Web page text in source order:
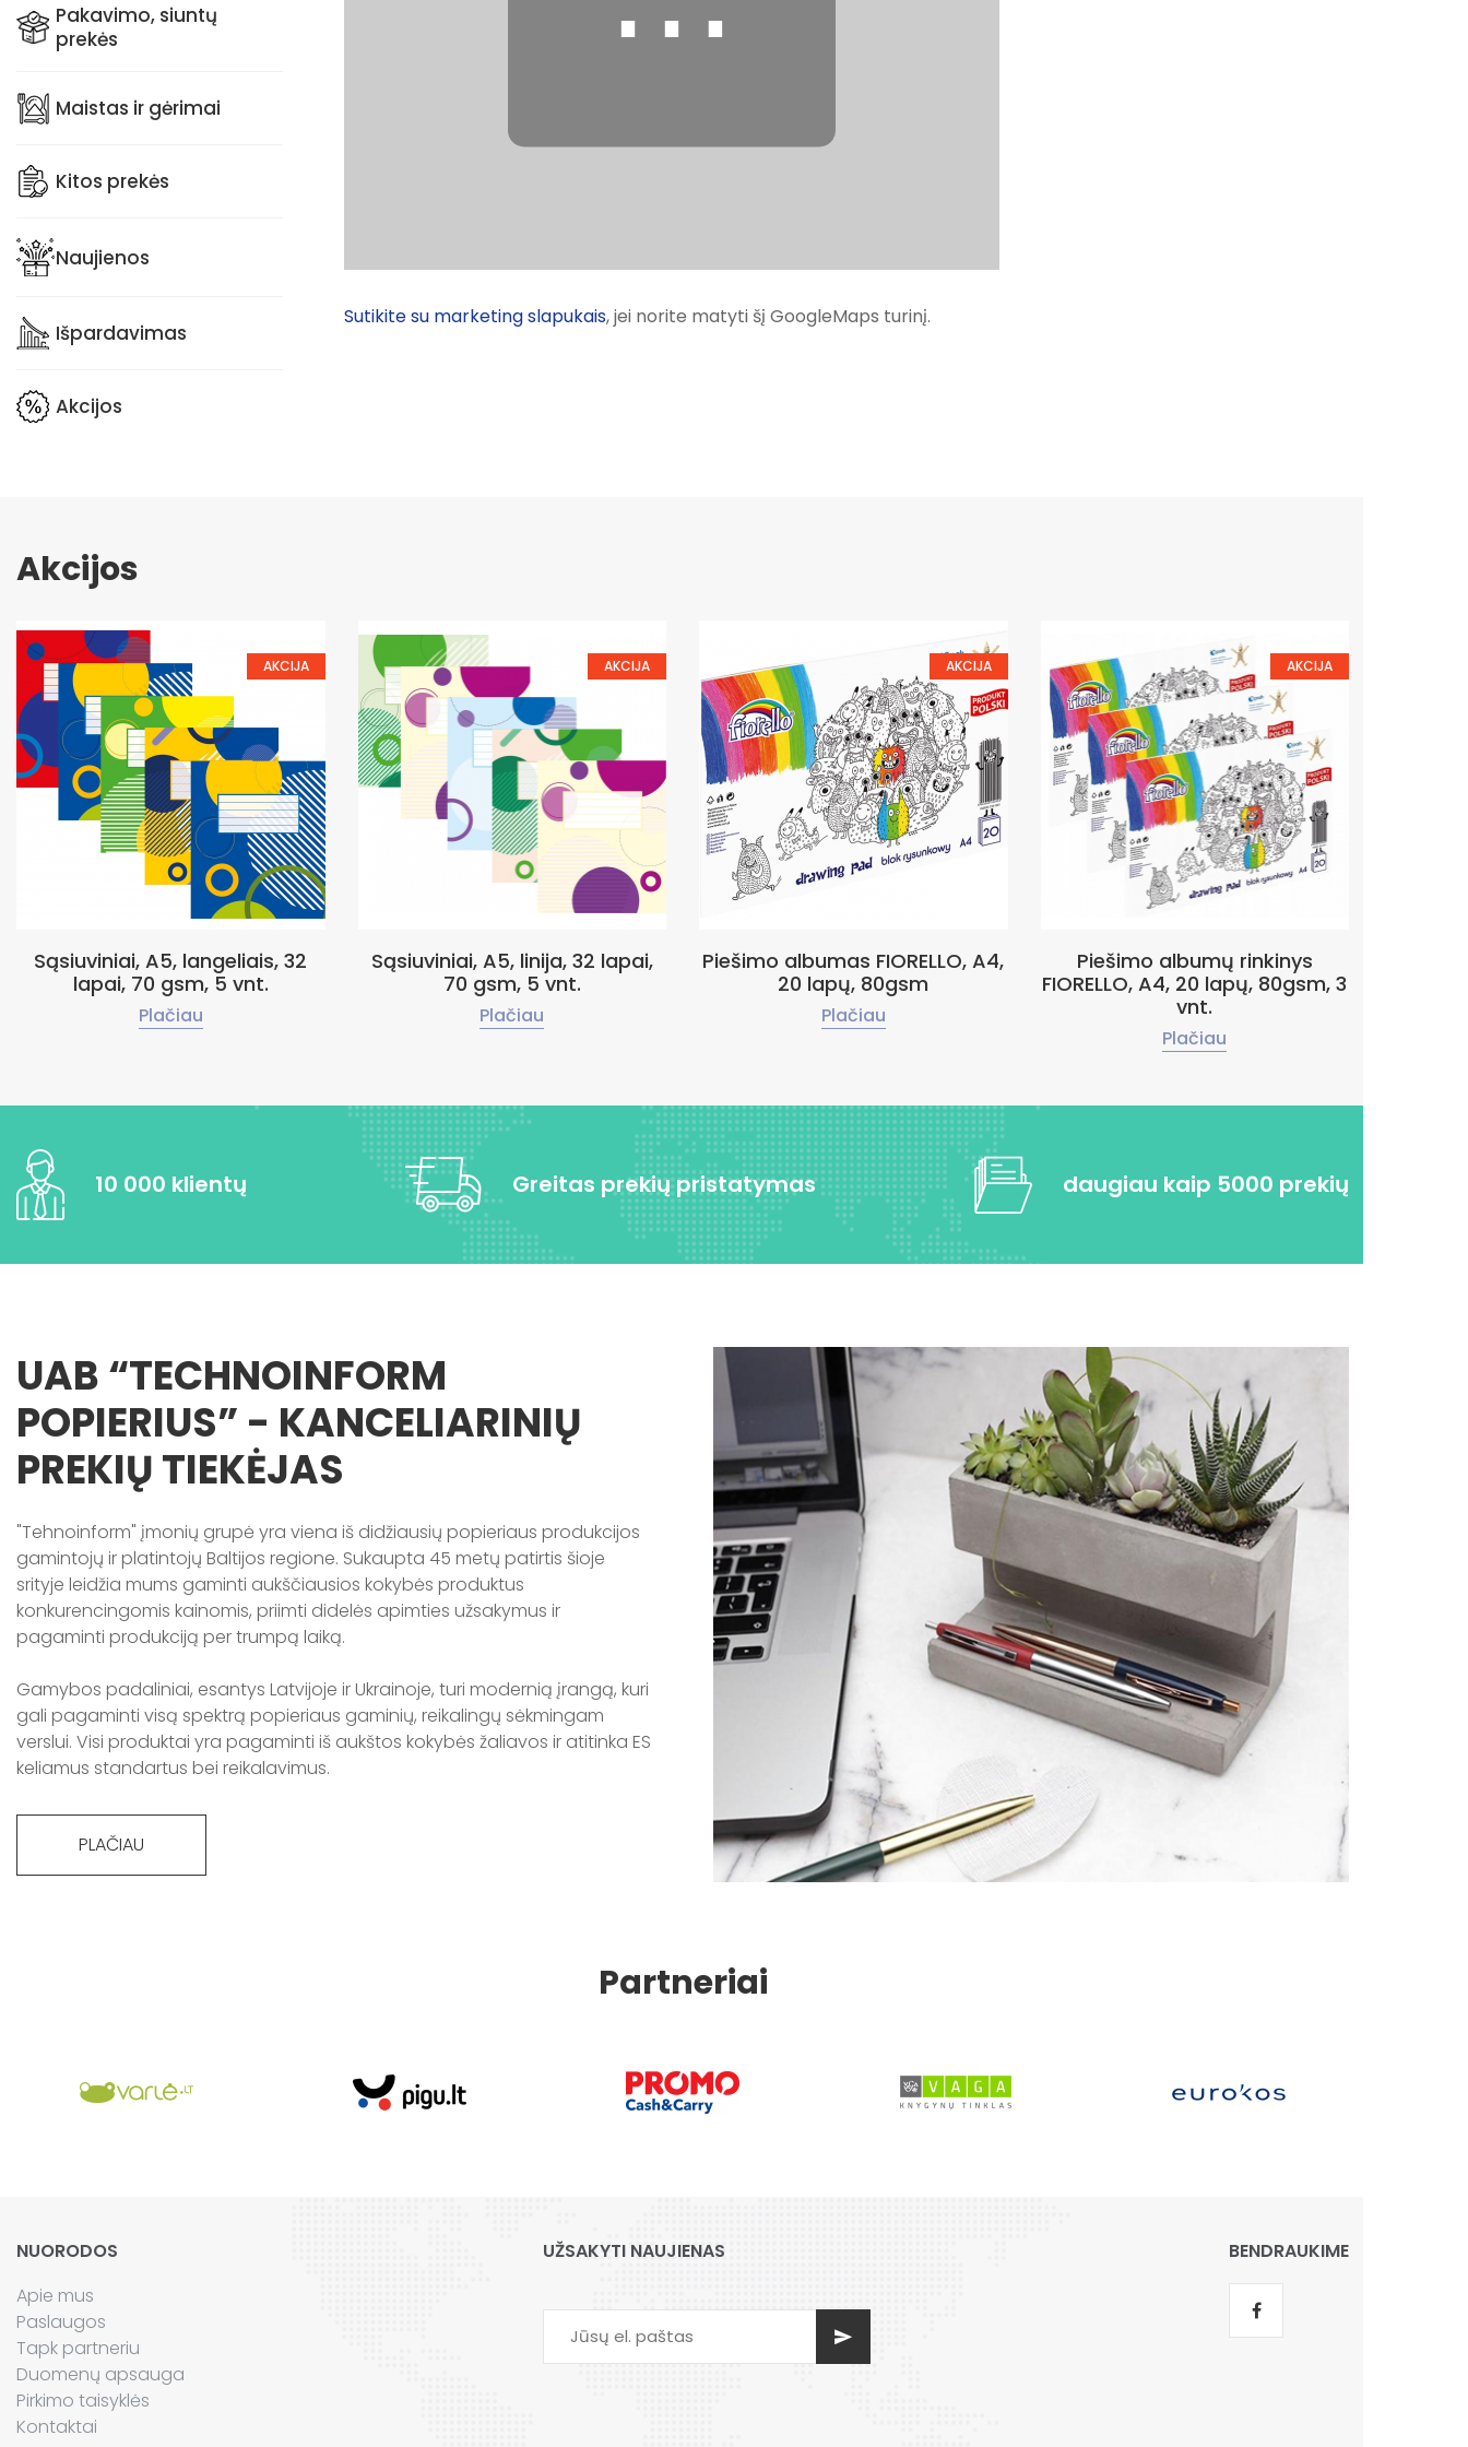
Pakavimo, siuntų
prekės
Maistas ir gėrimai
Kitos prekės
Naujienos
Išpardavimas
Akcijos
Sutikite su marketing slapukais, jei norite matyti šį GoogleMaps turinį.
Akcijos
AKCIJA
Sąsiuviniai, A5, langeliais, 32
lapai, 70 gsm, 5 vnt.
Plačiau
AKCIJA
Sąsiuviniai, A5, linija, 32 lapai,
70 gsm, 5 vnt.
Plačiau
AKCIJA
Piešimo albumas FIORELLO, A4,
20 lapų, 80gsm
Plačiau
AKCIJA
Piešimo albumų rinkinys
FIORELLO, A4, 20 lapų, 80gsm, 3
vnt.
Plačiau
10 000 klientų Greitas prekių pristatymas daugiau kaip 5000 prekių
UAB “TECHNOINFORM
POPIERIUS” - KANCELIARINIŲ
PREKIŲ TIEKĖJAS
"Tehnoinform" įmonių grupė yra viena iš didžiausių popieriaus produkcijos
gamintojų ir platintojų Baltijos regione. Sukaupta 45 metų patirtis šioje
srityje leidžia mums gaminti aukščiausios kokybės produktus
konkurencingomis kainomis, priimti didelės apimties užsakymus ir
pagaminti produkciją per trumpą laiką.
Gamybos padaliniai, esantys Latvijoje ir Ukrainoje, turi modernią įrangą, kuri
gali pagaminti visą spektrą popieriaus gaminių, reikalingų sėkmingam
verslui. Visi produktai yra pagaminti iš aukštos kokybės žaliavos ir atitinka ES
keliamus standartus bei reikalavimus.
PLAČIAU
Partneriai
NUORODOS
Apie mus
Paslaugos
Tapk partneriu
Duomenų apsauga
Pirkimo taisyklės
Kontaktai
UŽSAKYTI NAUJIENAS BENDRAUKIME